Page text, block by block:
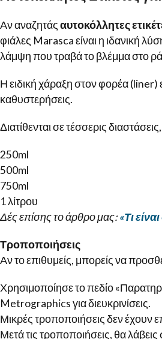
Αν αναζητάςαυτοκόλλητες
φιάλες Marasca είναι η ιδανική
λάμψη που τραβά το βλέμμα στο
Η ειδική χάραξη στον φορέα (liner)
καθυστερήσεις.
Διατίθενται σε τέσσερις
250ml
500ml
750ml
1 λίτρου
Δές επίσης το άρθρο μας:«Τι
Τροποποιήσεις
Αν το επιθυμείς, μπορείς να
Χρησιμοποίησε το πεδίο
Metrographics για διευκρινίσεις.
Μικρές τροποποιήσεις δεν έχουν
Μετά τις τροποποιήσεις, θα